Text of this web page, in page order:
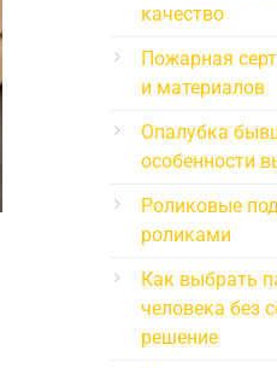
качество
Пожарная
и материалов
Опалубка
особенности
Роликовые
роликами
Как выбрать
человека без
решение